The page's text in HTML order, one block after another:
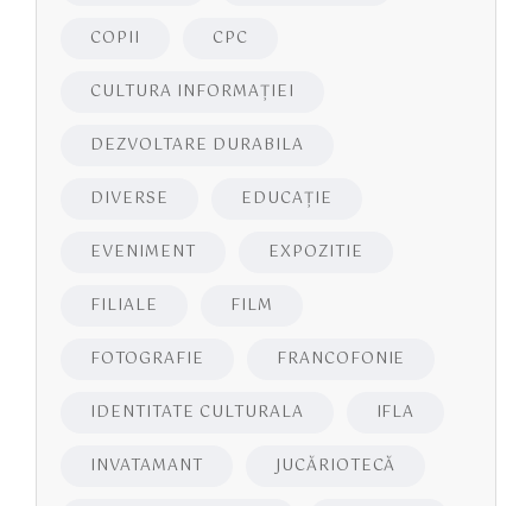
COPII CPC
CULTURA INFORMAŢIEI
DEZVOLTARE DURABILA
DIVERSE EDUCAŢIE
EVENIMENT EXPOZITIE
FILIALE FILM
FOTOGRAFIE FRANCOFONIE
IDENTITATE CULTURALA IFLA
INVATAMANT JUCĂRIOTECĂ